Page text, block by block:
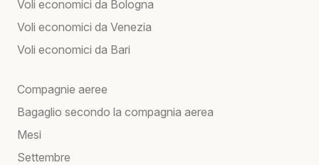
Voli economici da Bologna
Voli economici da Venezia
Voli economici da Bari
Compagnie aeree
Bagaglio secondo la compagnia aerea
Mesi
Settembre